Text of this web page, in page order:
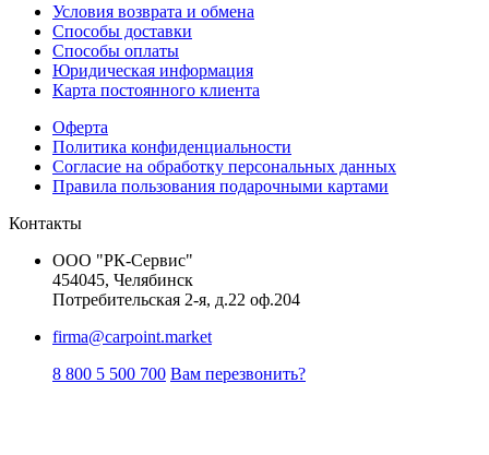
Условия возврата и обмена
Способы доставки
Способы оплаты
Юридическая информация
Карта постоянного клиента
Оферта
Политика конфиденциальности
Согласие на обработку персональных данных
Правила пользования подарочными картами
Контакты
ООО "РК-Сервис"
454045, Челябинск
Потребительская 2-я, д.22 оф.204
firma@carpoint.market
8 800 5 500 700 Вам перезвонить?